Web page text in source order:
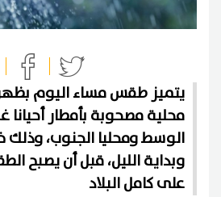
يتميز طقس مساء اليوم
محلية مصحوبة بأمطار أحيانا
الوسط ومحليا الجنوب، وذلك
وبداية الليل، قبل أن يصبح
على كامل البلاد